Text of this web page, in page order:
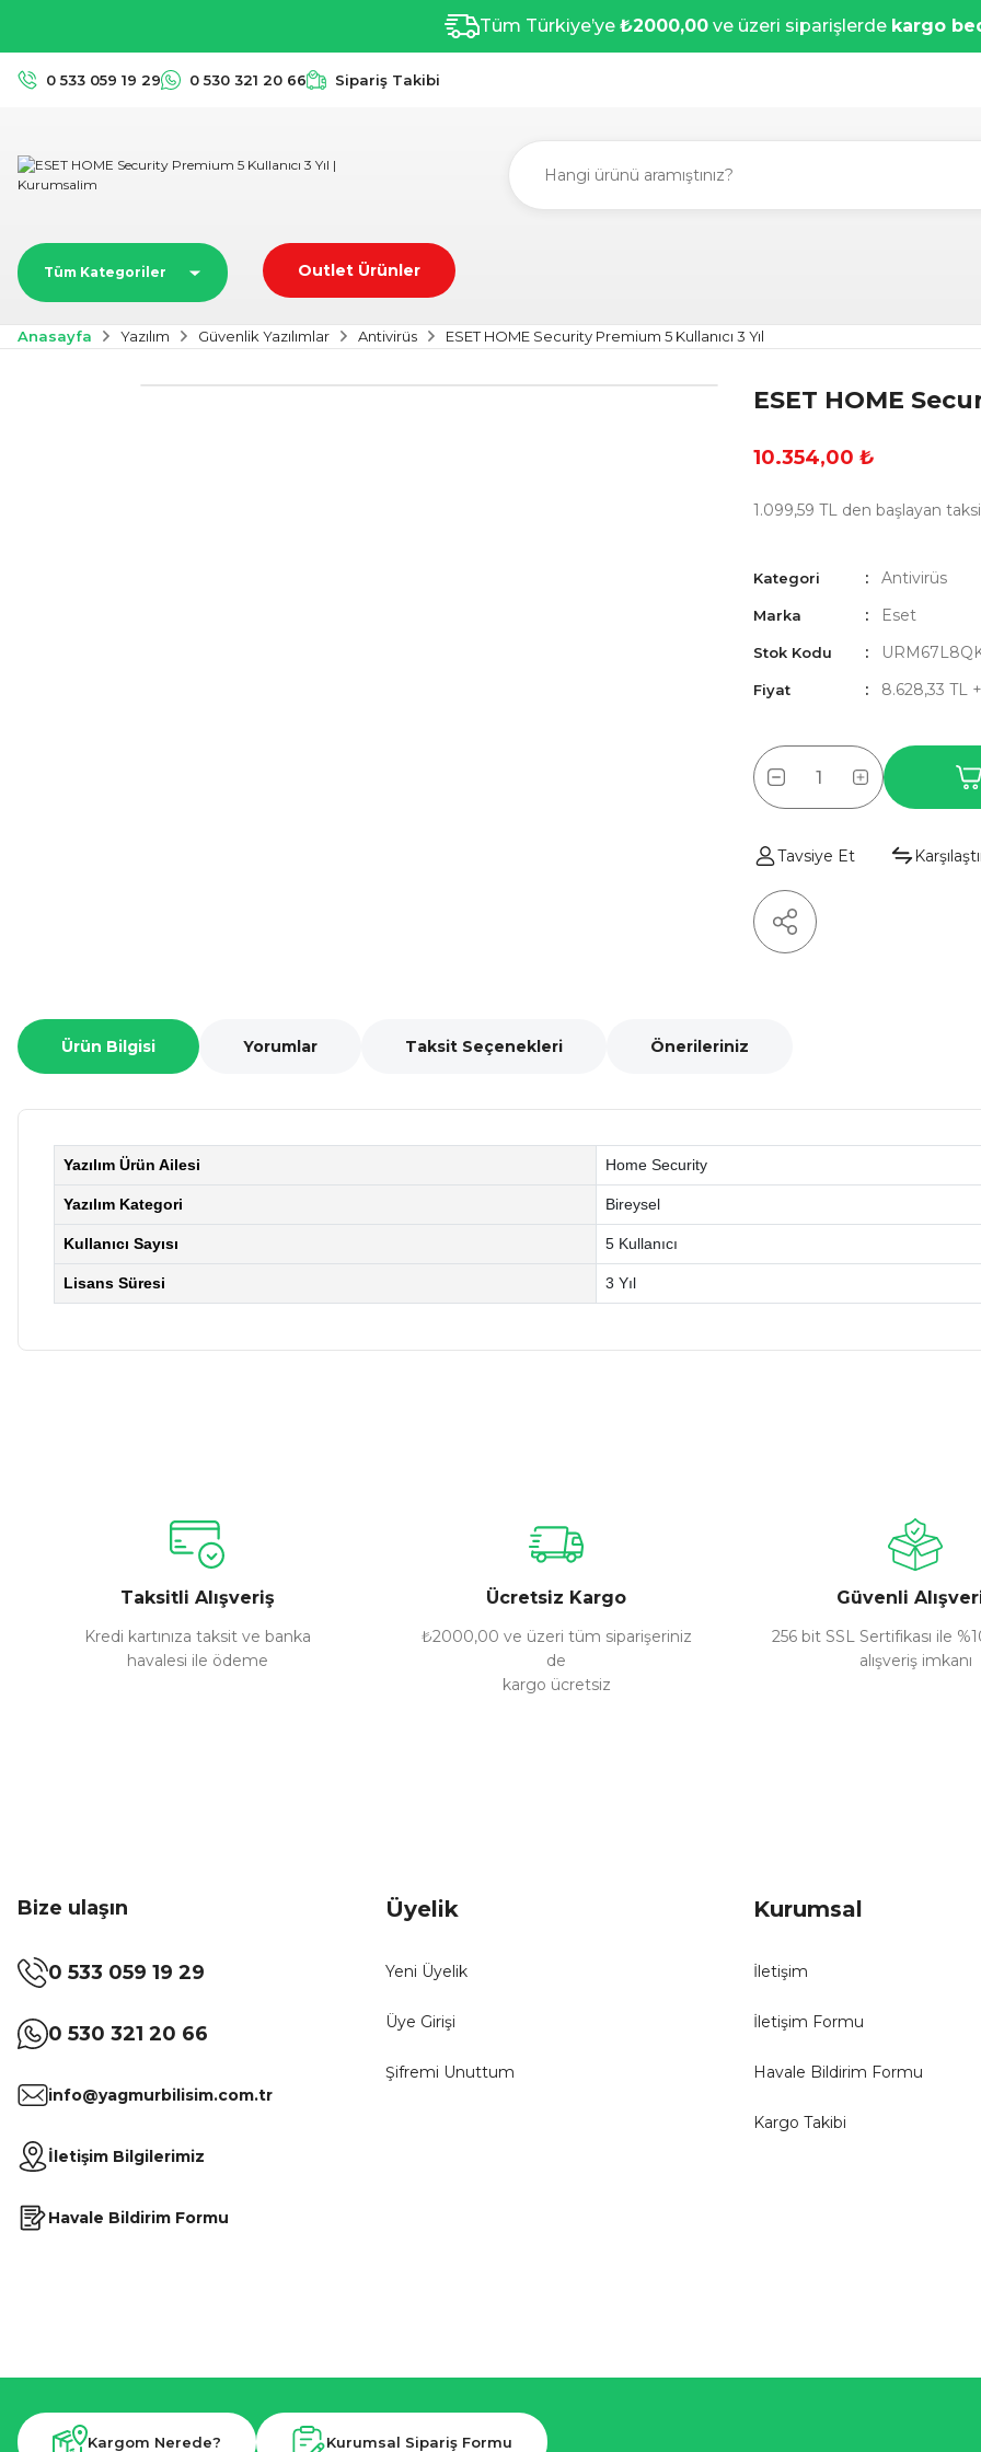
Tüm Türkiye’ye ₺2000,00 ve üzeri siparişlerde kargo
0 533 059 19 29 0 530 321 20 66 Sipariş Takibi
Tüm Kategoriler Outlet Ürünler
Anasayfa Yazılım Güvenlik Yazılımlar Antivirüs ESET HOME Security Premium 5 Kullanıcı 3 Yıl
ESET HOME
10.354,00 ₺
1.099,59 TL den başlayan
Kategori Antivirüs
Marka Eset
Stok Kodu
Fiyat 8.628,33 TL
Tavsiye Et
Ürün Bilgisi Yorumlar Taksit Seçenekleri Önerileriniz
Yazılım Ürün Ailesi Home Security
Yazılım Kategori Bireysel
Kullanıcı Sayısı 5 Kullanıcı
Lisans Süresi 3 Yıl
Ürün açıklamasında eksik bilgiler bulunuyor.
Ürün bilgilerinde hatalar bulunuyor.
Ürün fiyatı diğer sitelerden daha pahalı.
Bu ürüne benzer farklı alternatifler olmalı.
Taksitli Alışveriş
Kredi kartınıza taksit ve banka
havalesi ile ödeme
Ücretsiz Kargo
₺2000,00 ve üzeri tüm siparişeriniz
de
kargo ücretsiz
Güvenli
256 bit SSL Sertifikası ile
alışveriş imkanı
Bize ulaşın
0 533 059 19 29
0 530 321 20 66
info@yagmurbilisim.com.tr
İletişim Bilgilerimiz
Havale Bildirim Formu
Üyelik
Yeni Üyelik
Üye Girişi
Şifremi Unuttum
Kurumsal
İletişim
İletişim Formu
Havale Bildirim Formu
Kargo Takibi
Kargom Nerede? Kurumsal Sipariş Formu